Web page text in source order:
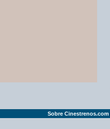
Sobre Cinestrenos.com